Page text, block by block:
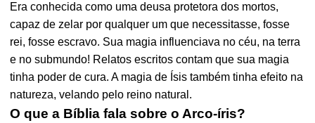
Era conhecida como uma deusa protetora dos mortos,
capaz de zelar por qualquer um que necessitasse, fosse
rei, fosse escravo. Sua magia influenciava no céu, na terra
e no submundo! Relatos escritos contam que sua magia
tinha poder de cura. A magia de Ísis também tinha efeito na
natureza, velando pelo reino natural.
O que a Bíblia fala sobre o Arco-íris?